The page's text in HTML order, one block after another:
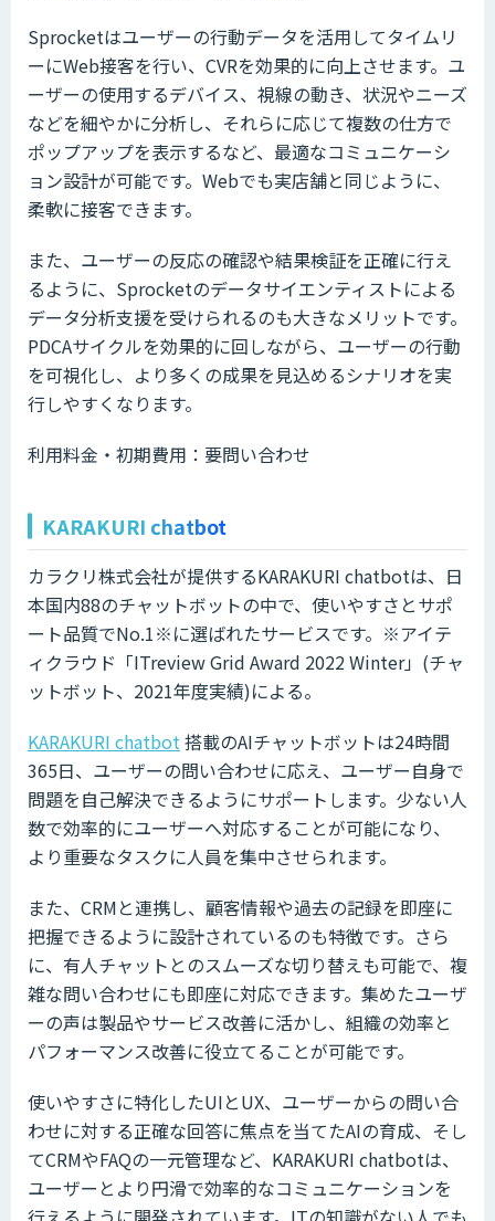
Sprocketはユーザーの行動データを活用してタイムリ
ーにWeb接客を行い、CVRを効果的に向上させます。ユ
ーザーの使用するデバイス、視線の動き、状況やニーズ
などを細やかに分析し、それらに応じて複数の仕方で
ポップアップを表示するなど、最適なコミュニケーシ
ョン設計が可能です。Webでも実店舗と同じように、
柔軟に接客できます。
また、ユーザーの反応の確認や結果検証を正確に行え
るように、Sprocketのデータサイエンティストによる
データ分析支援を受けられるのも大きなメリットです。
PDCAサイクルを効果的に回しながら、ユーザーの行動
を可視化し、より多くの成果を見込めるシナリオを実
行しやすくなります。
利用料金・初期費用：要問い合わせ
KARAKURI chatbot
カラクリ株式会社が提供するKARAKURI chatbotは、日
本国内88のチャットボットの中で、使いやすさとサポ
ート品質でNo.1※に選ばれたサービスです。※アイテ
ィクラウド「ITreview Grid Award 2022 Winter」(チャ
ットボット、2021年度実績)による。
KARAKURI chatbot搭載のAIチャットボットは24時間
365日、ユーザーの問い合わせに応え、ユーザー自身で
問題を自己解決できるようにサポートします。少ない人
数で効率的にユーザーへ対応することが可能になり、
より重要なタスクに人員を集中させられます。
また、CRMと連携し、顧客情報や過去の記録を即座に
把握できるように設計されているのも特徴です。さら
に、有人チャットとのスムーズな切り替えも可能で、複
雑な問い合わせにも即座に対応できます。集めたユーザ
ーの声は製品やサービス改善に活かし、組織の効率と
パフォーマンス改善に役立てることが可能です。
使いやすさに特化したUIとUX、ユーザーからの問い合
わせに対する正確な回答に焦点を当てたAIの育成、そし
てCRMやFAQの一元管理など、KARAKURI chatbotは、
ユーザーとより円滑で効率的なコミュニケーションを